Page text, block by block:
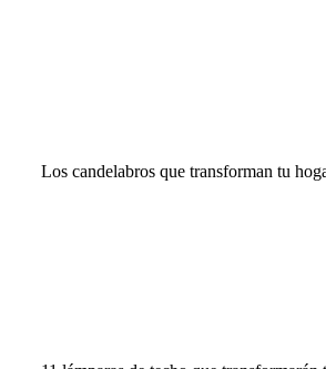
Los candelabros que transforman tu